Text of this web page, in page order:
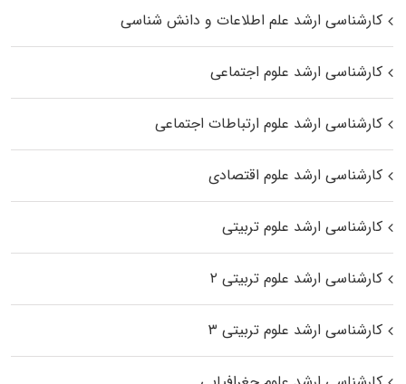
کارشناسی ارشد علم اطلاعات و دانش شناسی
کارشناسی ارشد علوم اجتماعی
کارشناسی ارشد علوم ارتباطات اجتماعی
کارشناسی ارشد علوم اقتصادی
کارشناسی ارشد علوم تربیتی
کارشناسی ارشد علوم تربیتی ۲
کارشناسی ارشد علوم تربیتی ۳